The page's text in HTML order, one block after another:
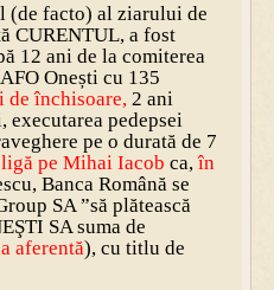
(de facto) al ziarului de
CURENTUL, a fost
12 ani de la comiterea
Onești cu 135
de închisoare, 2 ani
pedepsei
pe o durată de 7
pe Mihai Iacob ca,în
Banca Română se
SA ”să plătească
SA suma de
aferentă), cu titlu de